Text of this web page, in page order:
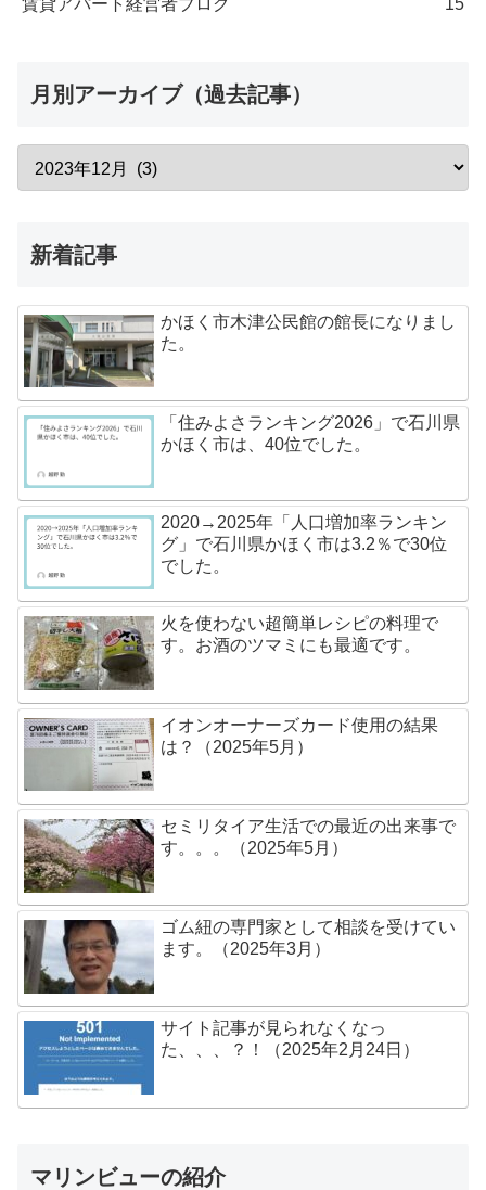
賃貸アパート経営者ブログ 15
月別アーカイブ（過去記事）
新着記事
かほく市木津公民館の館長になりまし
た。
「住みよさランキング2026」で石川県
かほく市は、40位でした。
2020→2025年「人口増加率ランキン
グ」で石川県かほく市は3.2％で30位
でした。
火を使わない超簡単レシピの料理で
す。お酒のツマミにも最適です。
イオンオーナーズカード使用の結果
は？（2025年5月）
セミリタイア生活での最近の出来事で
す。。。（2025年5月）
ゴム紐の専門家として相談を受けてい
ます。（2025年3月）
サイト記事が見られなくなっ
た、、、？！（2025年2月24日）
マリンビューの紹介